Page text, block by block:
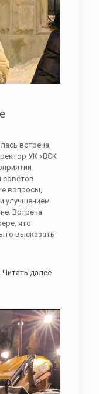
встреча,
УК «ВСК
советов
вопросы,
улучшением
Встреча
что
высказать
Читать далее